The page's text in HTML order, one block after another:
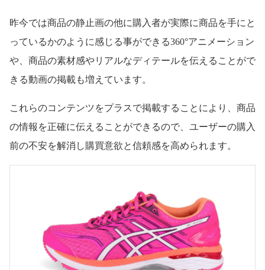
昨今では商品の静止画の他に購入者が実際に商品を手にと
っているかのように感じる事ができる360°アニメーション
や、商品の素材感やリアルなディテールを伝えることがで
きる動画の掲載も増えています。
これらのコンテンツをプラスで掲載することにより、商品
の情報を正確に伝えることができるので、ユーザーの購入
前の不安を解消し購買意欲と信頼感を高められます。